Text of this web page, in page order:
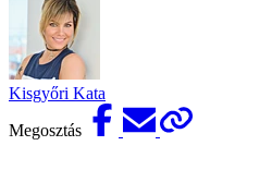
Kisgyőri Kata
Megosztás